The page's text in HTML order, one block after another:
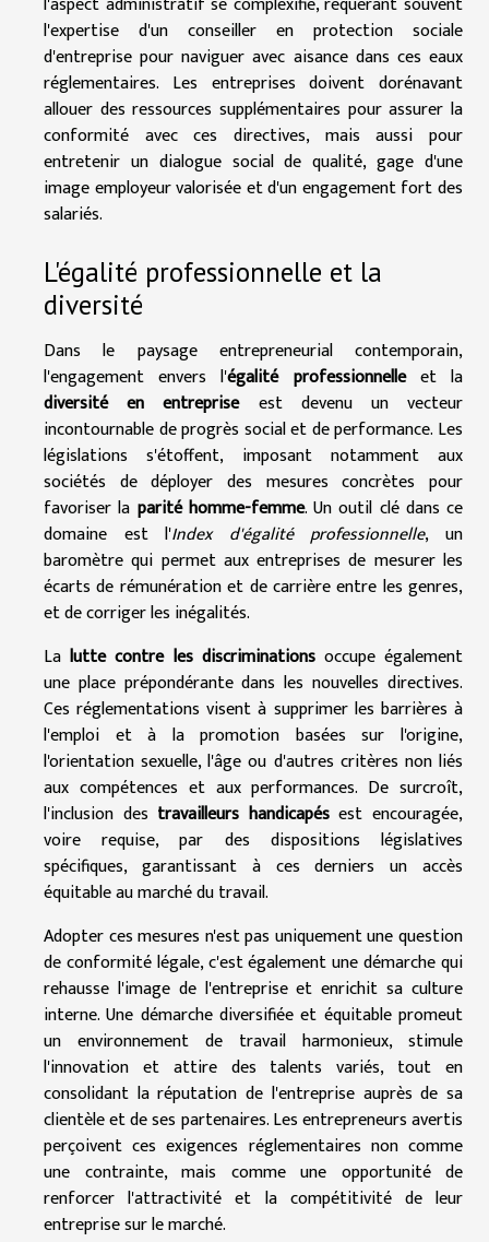
l'expertise d'un conseiller en protection sociale
d'entreprise pour naviguer avec aisance dans ces eaux
réglementaires. Les entreprises doivent dorénavant
allouer des ressources supplémentaires pour assurer la
conformité avec ces directives, mais aussi pour
entretenir un dialogue social de qualité, gage d'une
image employeur valorisée et d'un engagement fort des
salariés.
L'égalité professionnelle et la
diversité
Dans le paysage entrepreneurial contemporain,
l'engagement envers l'égalité professionnelleet la
diversité en entrepriseest devenu un vecteur
incontournable de progrès social et de performance. Les
législations s'étoffent, imposant notamment aux
sociétés de déployer des mesures concrètes pour
favoriser la parité homme-femme. Un outil clé dans ce
domaine est l'Index d'égalité professionnelle, un
baromètre qui permet aux entreprises de mesurer les
écarts de rémunération et de carrière entre les genres,
et de corriger les inégalités.
Lalutte contre les discriminationsoccupe également
une place prépondérante dans les nouvelles directives.
Ces réglementations visent à supprimer les barrières à
l'emploi et à la promotion basées sur l'origine,
l'orientation sexuelle, l'âge ou d'autres critères non liés
aux compétences et aux performances. De surcroît,
l'inclusion des travailleurs handicapésest encouragée,
voire requise, par des dispositions législatives
spécifiques, garantissant à ces derniers un accès
équitable au marché du travail.
Adopter ces mesures n'est pas uniquement une question
de conformité légale, c'est également une démarche qui
rehausse l'image de l'entreprise et enrichit sa culture
interne. Une démarche diversifiée et équitable promeut
un environnement de travail harmonieux, stimule
l'innovation et attire des talents variés, tout en
consolidant la réputation de l'entreprise auprès de sa
clientèle et de ses partenaires. Les entrepreneurs avertis
perçoivent ces exigences réglementaires non comme
une contrainte, mais comme une opportunité de
renforcer l'attractivité et la compétitivité de leur
entreprise sur le marché.